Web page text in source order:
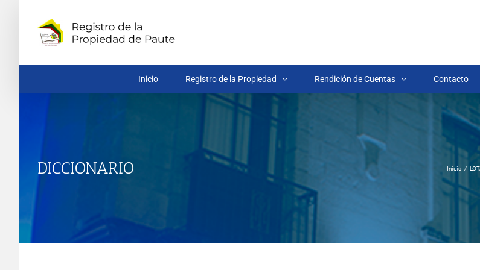
contenido
Inicio Registro de la Propiedad Rendición de Cuentas Contacto
DICCIONARIO Inicio